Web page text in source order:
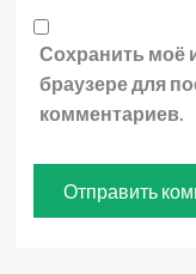
Сохранить моё
браузере для
комментариев.